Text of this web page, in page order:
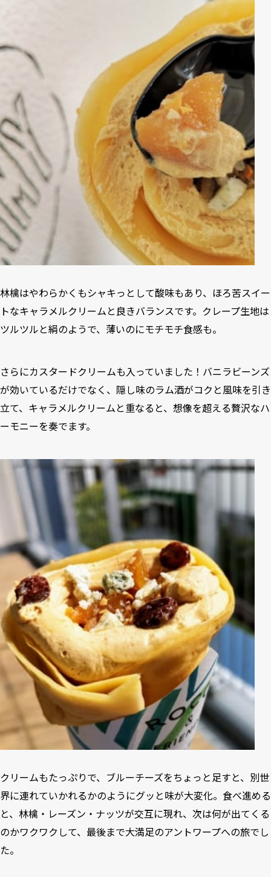
林檎はやわらかくもシャキっとして酸味もあり、ほろ苦スイー
トなキャラメルクリームと良きバランスです。クレープ生地は
ツルツルと絹のようで、薄いのにモチモチ食感も。
さらにカスタードクリームも入っていました！バニラビーンズ
が効いているだけでなく、隠し味のラム酒がコクと風味を引き
立て、キャラメルクリームと重なると、想像を超える贅沢なハ
ーモニーを奏でます。
クリームもたっぷりで、ブルーチーズをちょっと足すと、別世
界に連れていかれるかのようにグッと味が大変化。食べ進める
と、林檎・レーズン・ナッツが交互に現れ、次は何が出てくる
のかワクワクして、最後まで大満足のアントワープへの旅でし
た。